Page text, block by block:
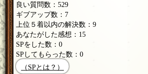
良い質問数：529
ギブアップ数：7
上位５着以内の解決数：9
あなたがした感想：15
SPをした数：0
SPしてもらった数：0
（SPとは？）